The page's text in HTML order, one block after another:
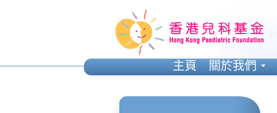
主頁 關於我們